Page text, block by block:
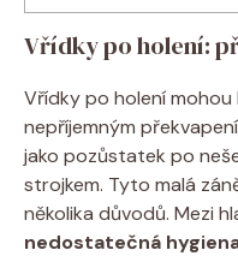
Vřídky po holení:
Vřídky po holení
nepříjemným
jako pozůstatek po
strojkem. Tyto malá
několika důvodů. Mezi
nedostatečná